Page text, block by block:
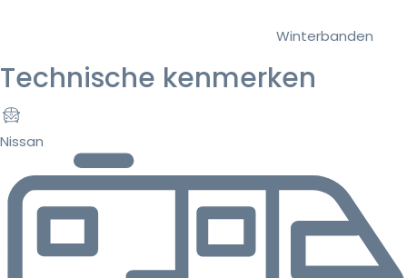
Winterbanden
Technische kenmerken
Nissan